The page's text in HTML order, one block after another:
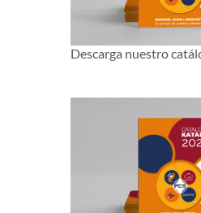
Descarga nuestro